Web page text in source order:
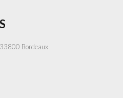
Bordeaux